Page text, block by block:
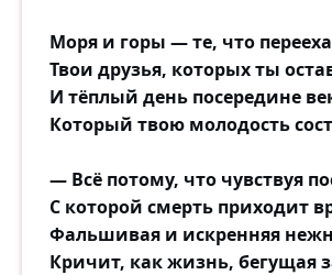
Моря и горы — те, что
Твои друзья, которых ты
И тёплый день посередине
Который твою молодость
— Всё потому, что чувствуя
С которой смерть приходит
Фальшивая и искренняя
Кричит, как жизнь, бегущая